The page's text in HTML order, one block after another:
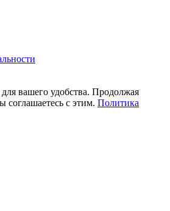
вашего удобства. Продолжая
соглашаетесь с этим. Политика